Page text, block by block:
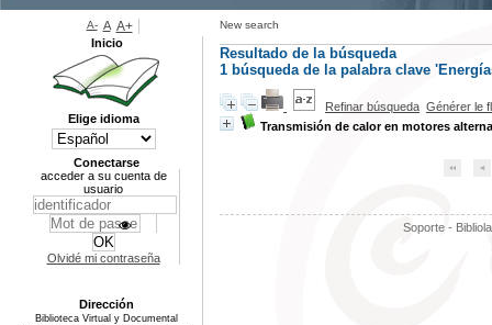
New search
Resultado de la búsqueda
1 búsqueda de la palabra clave
Refinar búsqueda Générer le
Transmisión de calor en motores
Soporte -
A- A A+
Inicio
Elige idioma
Conectarse
acceder a su cuenta de
usuario
Olvidé mi contraseña
Dirección
Biblioteca Virtual y Documental